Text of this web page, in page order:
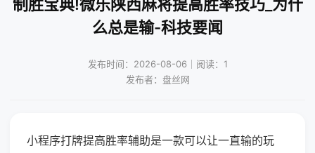
制胜宝典!微乐陕西麻将提高胜率技巧_为什
么总是输-科技要闻
发布时间：2026-08-06｜阅读：1
发布者：盘丝网
小程序打牌提高胜率辅助是一款可以让一直输的玩